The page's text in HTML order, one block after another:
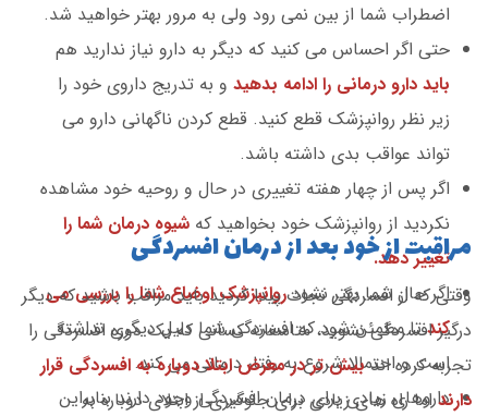
اضطراب شما از بین نمی رود ولی به مرور بهتر خواهید شد.
حتی اگر احساس می کنید که دیگر به دارو نیاز ندارید هم
باید دارو درمانی را ادامه بدهید و به تدریج داروی خود را
زیر نظر روانپزشک قطع کنید. قطع کردن ناگهانی دارو می
تواند عواقب بدی داشته باشد.
اگر پس از چهار هفته تغییری در حال و روحیه خود مشاهده
نکردید از روانپزشک خود بخواهید که شیوه درمان شما را
تغییر دهد.
اگر حال شما بهتر نشودروانپزشک اوضاع شما را بررسی می
کندتا مطمئن شود که افسردگی شما دلیل دیگری نداشته
است و احتمالا شروع به رفتار درمانی می کند.
داروهای زیادی برای درمان افسردگی وجود دارند بنابراین
مراقبت از خود بعد از درمان افسردگی
وقتی که از افسردگی نجات پیدا کردید باید مراقب باشید که دیگر
درگیر افسردگی نشوید، متاسفانه کسانی که یک دوره افسردگی را
تجربه کرده اندبیش تر در معرض ابتلا دوباره به افسردگی قرار
دارنداما راه های زیادی برای جلوگیری از ابتلای دوباره به